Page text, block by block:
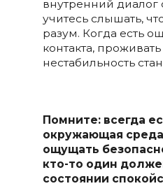
внутренний диалог
учитесь слышать,
разум. Когда есть
контакта,
нестабильность
Помните: всегда
окружающая
ощущать
кто-то один
состоянии